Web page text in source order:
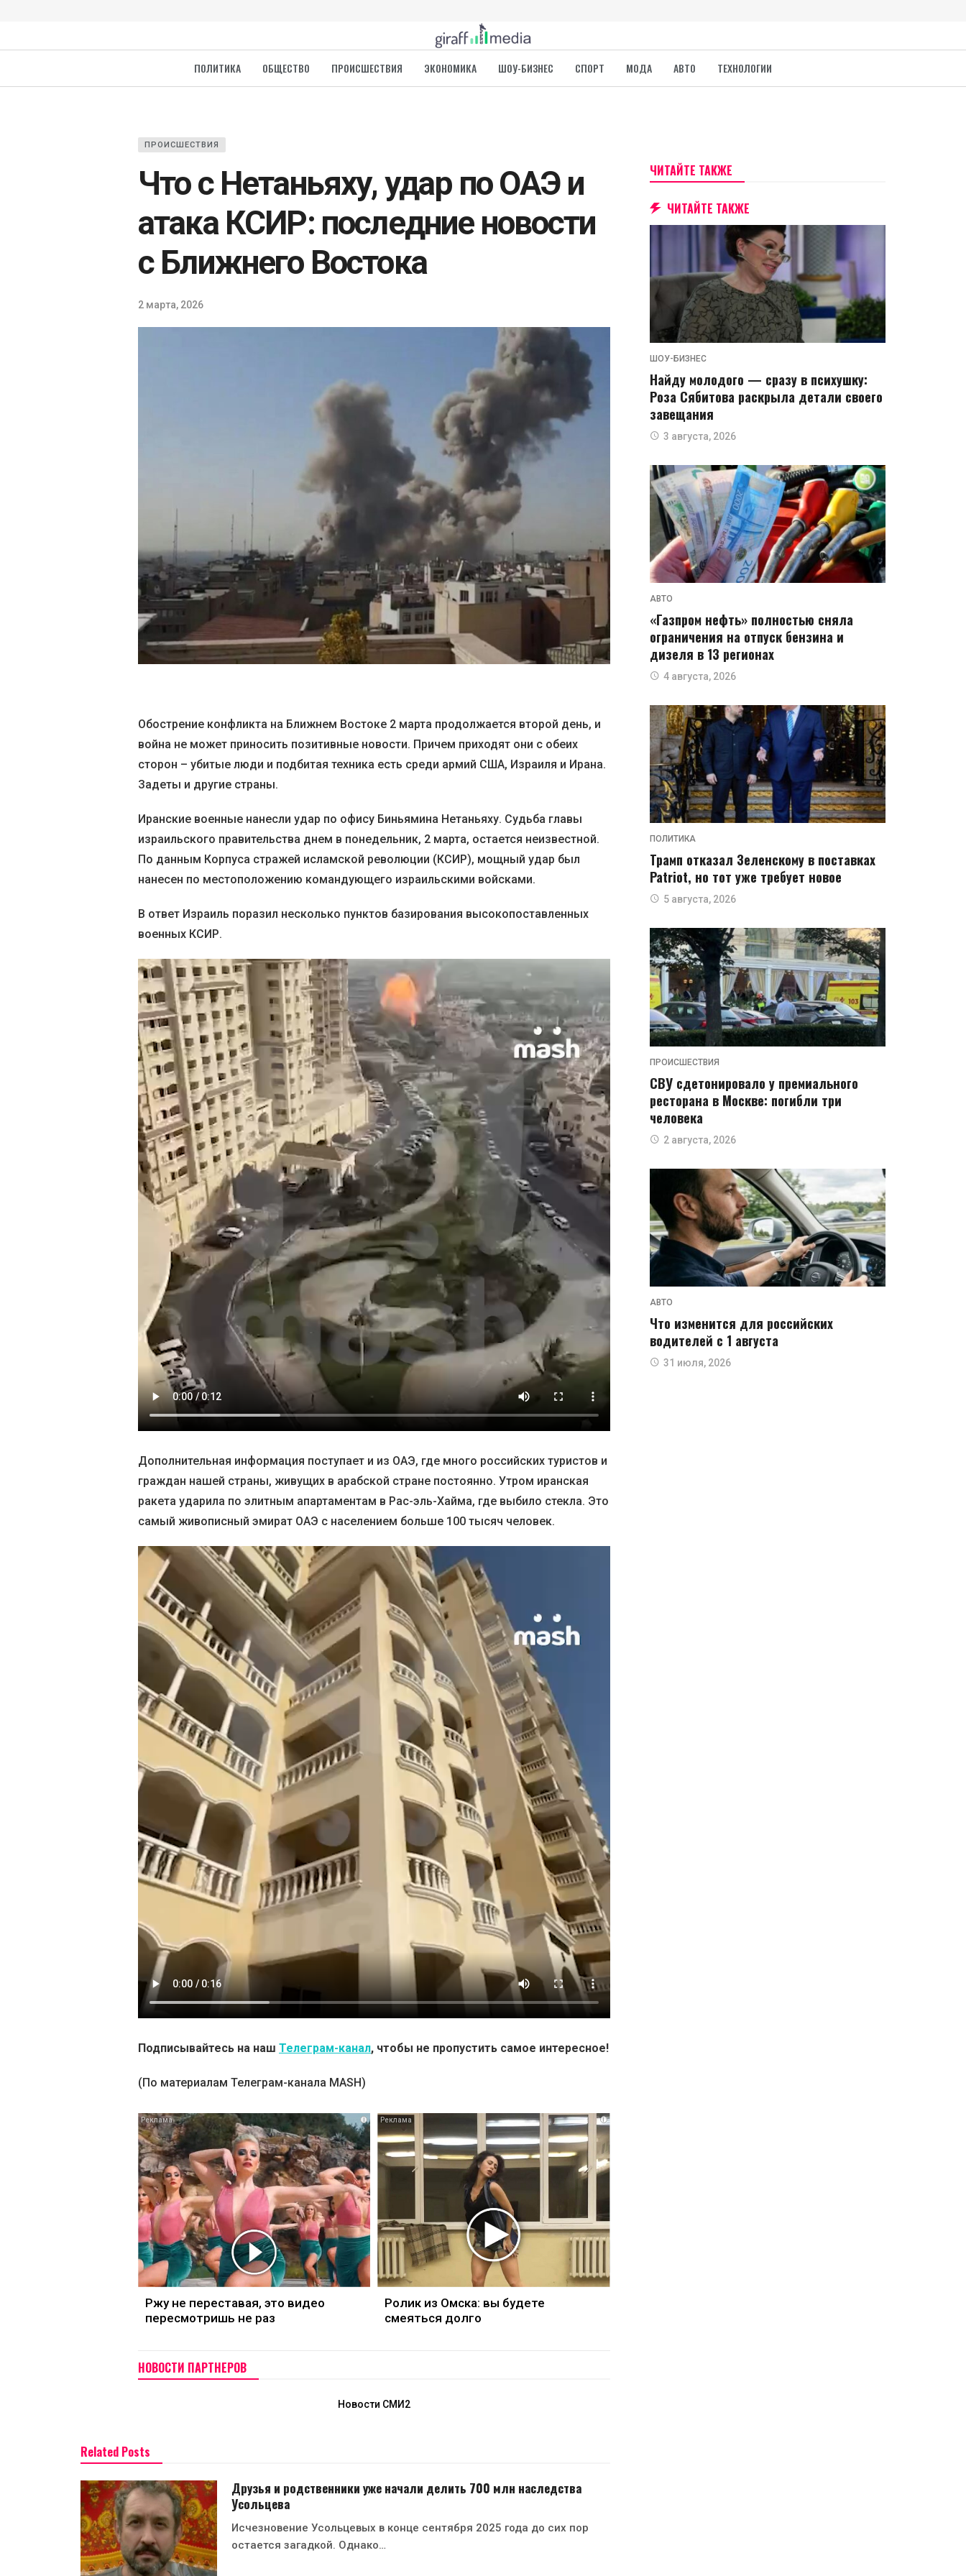
ПОЛИТИКА ОБЩЕСТВО ПРОИСШЕСТВИЯ ЭКОНОМИКА ШОУ-БИЗНЕС СПОРТ МОДА АВТО ТЕХНОЛОГИИ
ПРОИСШЕСТВИЯ
Что с Нетаньяху, удар по ОАЭ и
атака КСИР: последние новости
с Ближнего Востока
2 марта, 2026
Обострение конфликта на Ближнем Востоке 2 марта продолжается второй день, и
война не может приносить позитивные новости. Причем приходят они с обеих
сторон – убитые люди и подбитая техника есть среди армий США, Израиля и Ирана.
Задеты и другие страны.
Иранские военные нанесли удар по офису Биньямина Нетаньяху. Судьба главы
израильского правительства днем в понедельник, 2 марта, остается неизвестной.
По данным Корпуса стражей исламской революции (КСИР), мощный удар был
нанесен по местоположению командующего израильскими войсками.
В ответ Израиль поразил несколько пунктов базирования высокопоставленных
военных КСИР.
Дополнительная информация поступает и из ОАЭ, где много российских туристов и
граждан нашей страны, живущих в арабской стране постоянно. Утром иранская
ракета ударила по элитным апартаментам в Рас-эль-Хайма, где выбило стекла. Это
самый живописный эмират ОАЭ с населением больше 100 тысяч человек.
Подписывайтесь на наш Телеграм-канал, чтобы не пропустить самое интересное!
(По материалам Телеграм-канала MASH)
i
Ржу не переставая, это видео
пересмотришь не раз
i
Ролик из Омска: вы будете
смеяться долго
НОВОСТИ ПАРТНЕРОВ
Новости СМИ2
Related Posts
Друзья и родственники уже начали делить 700 млн наследства
Усольцева
Исчезновение Усольцевых в конце сентября 2025 года до сих пор
остается загадкой. Однако…
ЧИТАЙТЕ ТАКЖЕ
ЧИТАЙТЕ ТАКЖЕ
ШОУ-БИЗНЕС
Найду молодого — сразу в психушку:
Роза Сябитова раскрыла детали своего
завещания
3 августа, 2026
АВТО
«Газпром нефть» полностью сняла
ограничения на отпуск бензина и
дизеля в 13 регионах
4 августа, 2026
ПОЛИТИКА
Трамп отказал Зеленскому в поставках
Patriot, но тот уже требует новое
5 августа, 2026
ПРОИСШЕСТВИЯ
СВУ сдетонировало у премиального
ресторана в Москве: погибли три
человека
2 августа, 2026
АВТО
Что изменится для российских
водителей с 1 августа
31 июля, 2026